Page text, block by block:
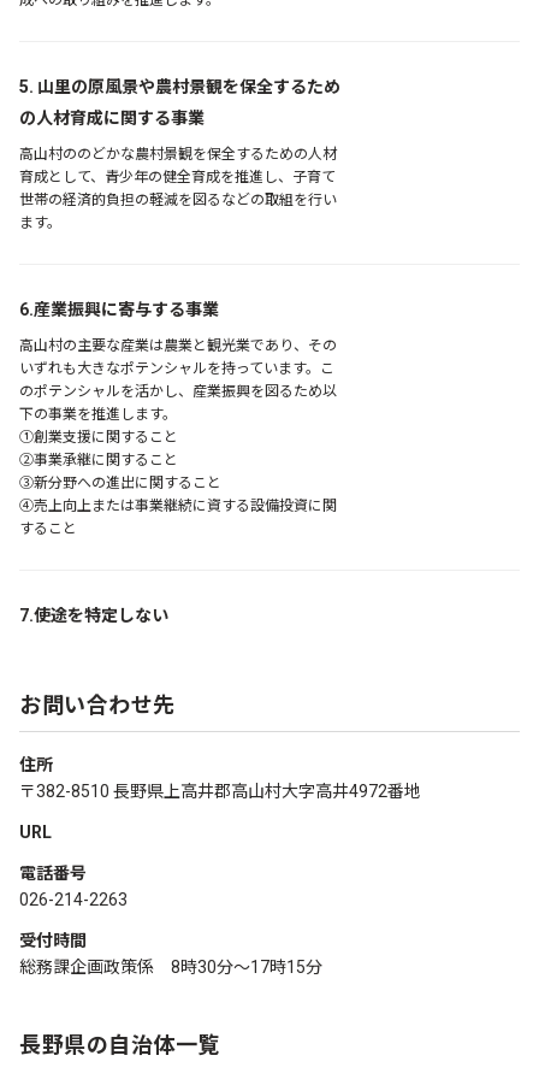
5. 山里の原風景や農村景観を保全するため
の人材育成に関する事業
高山村ののどかな農村景観を保全するための人材
育成として、青少年の健全育成を推進し、子育て
世帯の経済的負担の軽減を図るなどの取組を行い
ます。
6.産業振興に寄与する事業
高山村の主要な産業は農業と観光業であり、その
いずれも大きなポテンシャルを持っています。こ
のポテンシャルを活かし、産業振興を図るため以
下の事業を推進します。
①創業支援に関すること
②事業承継に関すること
③新分野への進出に関すること
④売上向上または事業継続に資する設備投資に関
すること
7.使途を特定しない
お問い合わせ先
住所
〒382-8510 長野県上高井郡高山村大字高井4972番地
URL
電話番号
026-214-2263
受付時間
総務課企画政策係 8時30分～17時15分
長野県の自治体一覧